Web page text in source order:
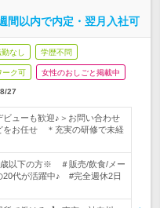
間以内で内定・翌月入社可
勤なし 学歴不問
ーク可 女性のおしごと掲載中
27
ビューも歓迎♪＞お問い合わせ
をお任せ ＊充実の研修で未経
以下の方※ ＃販売/飲食/メー
代が活躍中♪ #完全週休2日